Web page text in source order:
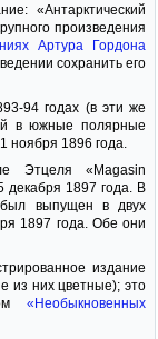
«Антарктический
произведения
Артура Гордона
сохранить его
94 годах (в эти же
в южные полярные
ноября 1896 года.
Этцеля «Magasin
декабря 1897 года. В
был выпущен в двух
1897 года. Обе они
издание
из них цветные); это
«Необыкновенных